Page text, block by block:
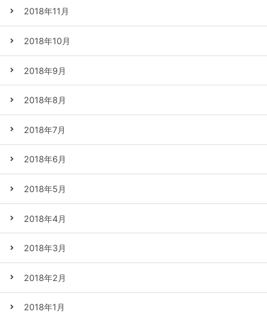
2018年11月
2018年10月
2018年9月
2018年8月
2018年7月
2018年6月
2018年5月
2018年4月
2018年3月
2018年2月
2018年1月